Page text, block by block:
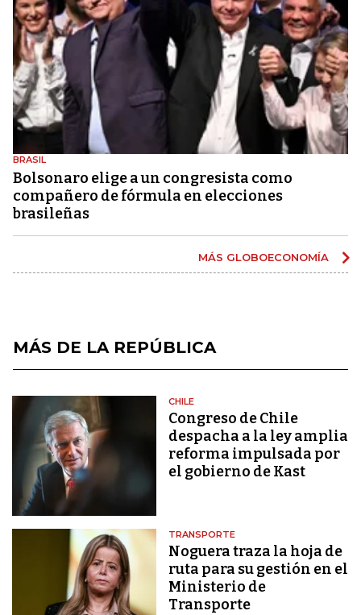
BRASIL
Bolsonaro elige a un congresista como
compañero de fórmula en elecciones
brasileñas
MÁS GLOBOECONOMÍA
MÁS DE LA REPÚBLICA
CHILE
Congreso de Chile
despacha a la ley amplia
reforma impulsada por
el gobierno de Kast
TRANSPORTE
Noguera traza la hoja de
ruta para su gestión en el
Ministerio de
Transporte